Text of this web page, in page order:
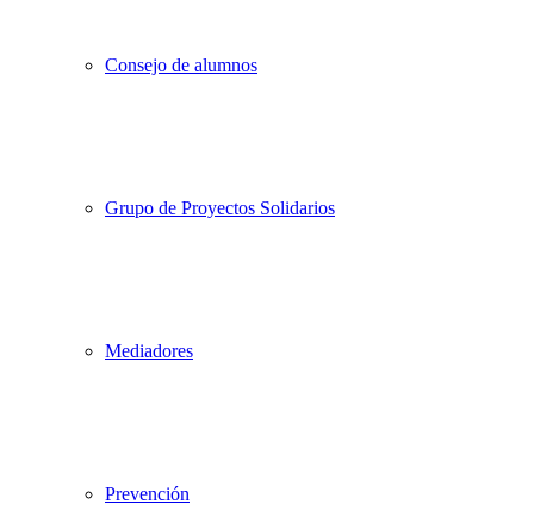
Consejo de alumnos
Grupo de Proyectos Solidarios
Mediadores
Prevención